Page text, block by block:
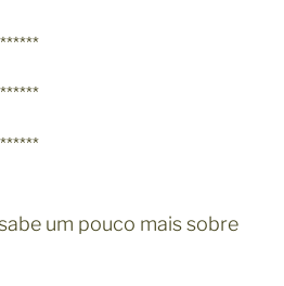
um pouco mais sobre